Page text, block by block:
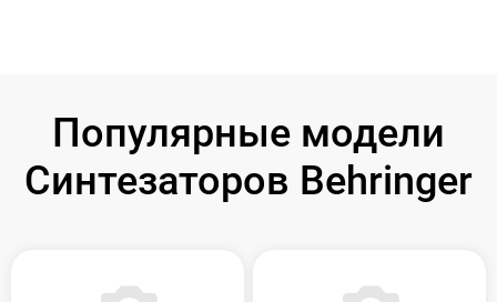
Популярные модели
Синтезаторов Behringer